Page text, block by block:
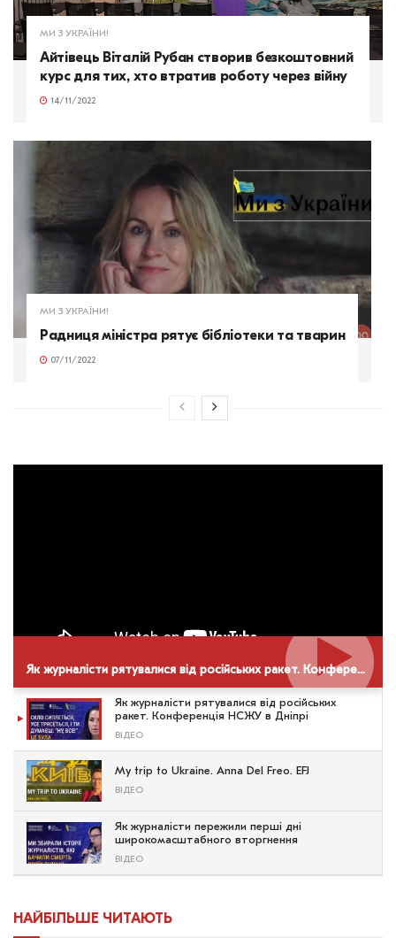
МИ З УКРАЇНИ!
Айтівець Віталій Рубан створив безкоштовний
курс для тих, хто втратив роботу через війну
14/11/2022
МИ З УКРАЇНИ!
Радниця міністра рятує бібліотеки та тварин
07/11/2022
Як журналісти рятувалися від російських ракет. Конференція НСЖУ в Дніпрі
Як журналісти рятувалися від російських
ракет. Конференція НСЖУ в Дніпрі
ВІДЕО
My trip to Ukraine. Anna Del Freo. EFJ
ВІДЕО
Як журналісти пережили перші дні
широкомасштабного вторгнення
ВІДЕО
НАЙБІЛЬШЕ ЧИТАЮТЬ